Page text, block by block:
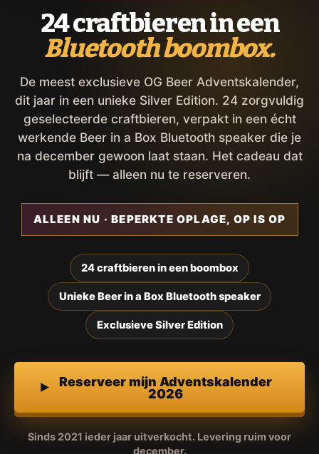
24 craftbieren in een
Bluetooth boombox.
De meest exclusieve OG Beer Adventskalender,
dit jaar in een unieke Silver Edition. 24 zorgvuldig
geselecteerde craftbieren, verpakt in een écht
werkende Beer in a Box Bluetooth speaker die je
na december gewoon laat staan. Het cadeau dat
blijft — alleen nu te reserveren.
ALLEEN NU · BEPERKTE OPLAGE, OP IS OP
24 craftbieren in een boombox
Unieke Beer in a Box Bluetooth speaker
Exclusieve Silver Edition
Reserveer mijn Adventskalender
2026
Sinds 2021 ieder jaar uitverkocht. Levering ruim voor
december.